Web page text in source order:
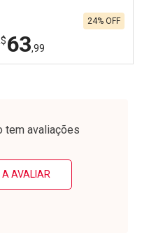
Por R$ 99,90/cada
63,99
24% OFF
Menos
tem avaliações
AVALIAR